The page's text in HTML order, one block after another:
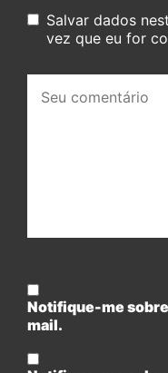
Salvar dados
vez que eu for
comentário:
Notifique-me
mail.